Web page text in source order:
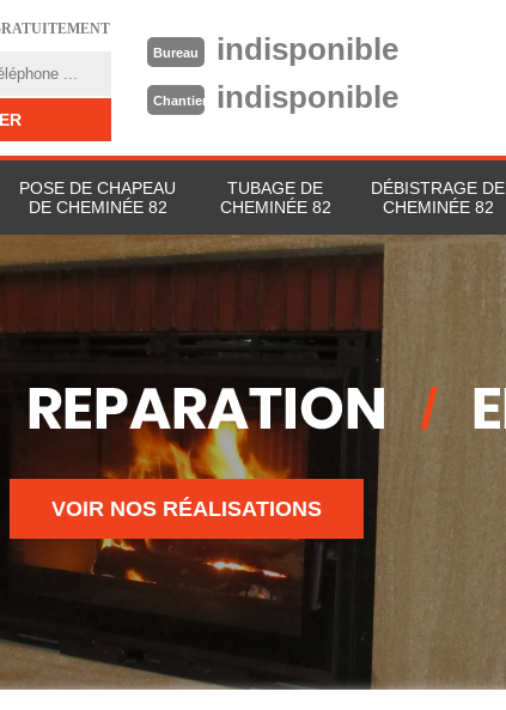
Bureau indisponible
Chantier indisponible
POSE DE CHAPEAU
DE CHEMINÉE 82
TUBAGE DE
CHEMINÉE 82
DÉBISTRAGE DE
CHEMINÉE 82
VOIR NOS RÉALISATIONS